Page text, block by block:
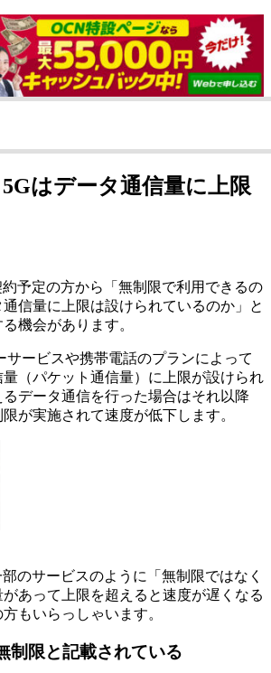
5Gはデータ通信量に上限
約予定の方から「無制限で利用できるの
信量に上限は設けられているのか」と
機会があります。
サービスや携帯電話のプランによって
（パケット通信量）に上限が設けられ
データ通信を行った場合はそれ以降
限が実施されて速度が低下します。
部のサービスのように「無制限ではなく
あって上限を超えると速度が遅くなる
もいらっしゃいます。
制限と記載されている